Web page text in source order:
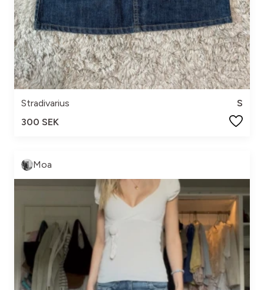
Stradivarius
S
300 SEK
Moa